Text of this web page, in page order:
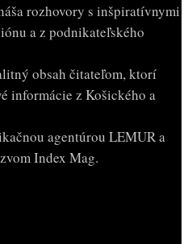
rozhovory s inšpiratívnymi
a z podnikateľského
obsah čitateľom, ktorí
informácie z Košického a
agentúrou LEMUR a
Index Mag.